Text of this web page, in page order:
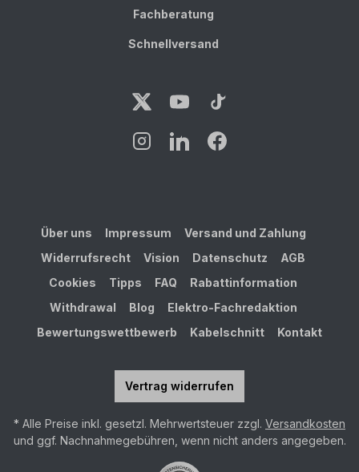
Fachberatung
Schnellversand
Über uns Impressum
Versand und Zahlung
Widerrufsrecht
Vision Datenschutz
AGB
Cookies
Tipps FAQ
Rabattinformation
Withdrawal
Blog
Elektro-Fachredaktion
Bewertungswettbewerb
Kabelschnitt Kontakt
Vertrag widerrufen
* Alle Preise inkl. gesetzl. Mehrwertsteuer zzgl. Versandkosten
und ggf. Nachnahmegebühren, wenn nicht anders angegeben.